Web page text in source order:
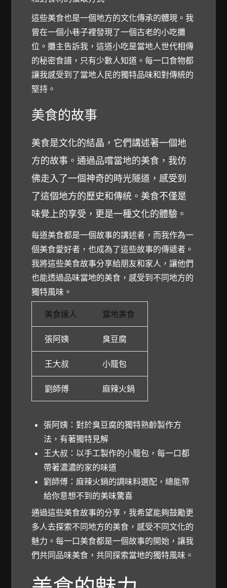
這些美食也是一個地方的文化傳承的體現。我
曾在一個小巷子裡發現了一個古老的小吃攤
位。攤主告訴我，這道小吃是當地人世代相傳
的秘密食譜，只有少數人知道。每一口食物都
讓我感受到了當地人民的獨特品味和對傳統的
堅持。
美食的故事
美食是文化的結晶，它們講述著一個地
方的故事。通過品嚐當地的美食，我仿
佛走入了一個神奇的時光隧道，感受到
了這個地方的歷史和傳統。美食不僅是
味覺上的享受，更是一種文化的體驗。
每道美食都是一個故事的講述者，而我作為一
個美食愛好者，也成為了這些故事的傳遞者。
我將這些美食故事分享給朋友和家人，讓他們
也能透過品味當地的美食，感受到不同地方的
獨特風味。
美食達人 當地美食
張阿姨 臭豆腐
王大叔 小籠包
劉師傅 麻辣火鍋
張阿姨：對於臭豆腐的獨特熟齡製作方
法，有著獨特見解
王大叔：以手工製作的小籠包，每一口都
帶著濃濃的家的味道
劉師傅：麻辣火鍋的調味料選配，總能帶
給你意想不到的美味驚喜
通過這些美食故事的分享，我希望能夠鼓勵更
多人去探索不同地方的美食，感受不同文化的
魅力。每一口美食都是一個故事的開始，讓我
們共同品味美食，共同探索當地的獨特風味。